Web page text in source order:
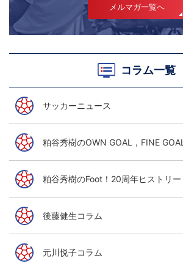
メルマガ一覧へ
コラム一覧
サッカーニュース
粕谷秀樹のOWN GOAL，FINE GOAL
粕谷秀樹のFoot！20周年ヒストリー
後藤健生コラム
元川悦子コラム